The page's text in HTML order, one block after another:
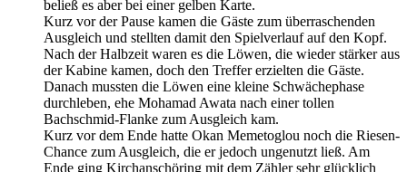
beließ es aber bei einer gelben Karte.
Kurz vor der Pause kamen die Gäste zum überraschenden
Ausgleich und stellten damit den Spielverlauf auf den Kopf.
Nach der Halbzeit waren es die Löwen, die wieder stärker aus
der Kabine kamen, doch den Treffer erzielten die Gäste.
Danach mussten die Löwen eine kleine Schwächephase
durchleben, ehe Mohamad Awata nach einer tollen
Bachschmid-Flanke zum Ausgleich kam.
Kurz vor dem Ende hatte Okan Memetoglou noch die Riesen-
Chance zum Ausgleich, die er jedoch ungenutzt ließ. Am
Ende ging Kirchanschöring mit dem Zähler sehr glücklich